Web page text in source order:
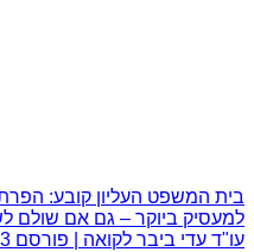
בית המשפט העליון קובע:
למעסיק ביוקר – גם אם שולם
עו"ד עדי ביבר לקואה | פורסם 3 באוגוסט, 2026